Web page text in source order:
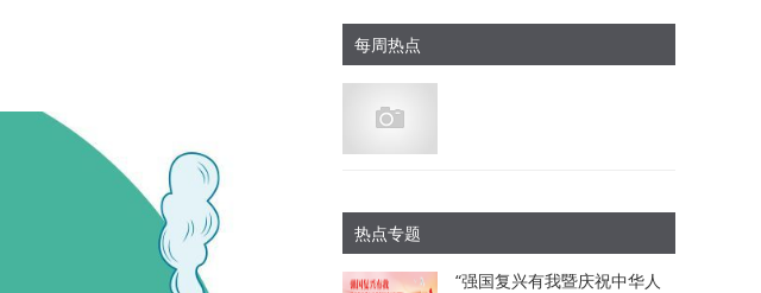
每周热点
热点专题
“强国复兴有我暨庆祝中华人